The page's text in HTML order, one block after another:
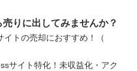
売りに出してみませんか？
イトの売却におすすめ！（
サイト特化！未収益化・アク